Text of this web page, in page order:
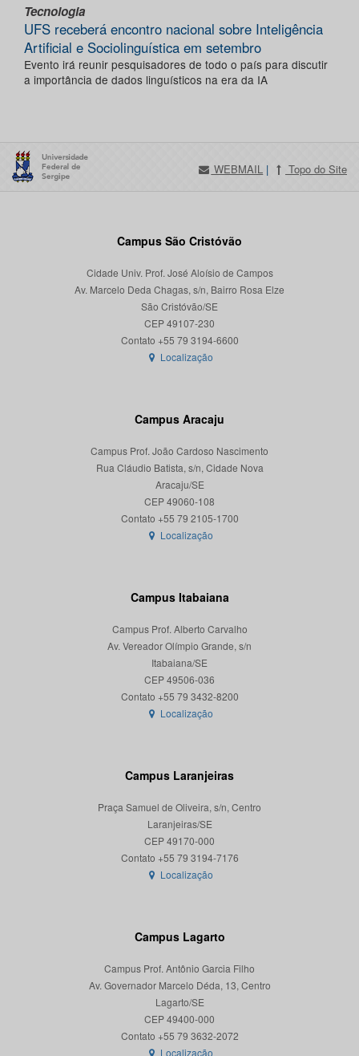
Tecnologia
UFS receberá encontro nacional sobre Inteligência
Artificial e Sociolinguística em setembro
Evento irá reunir pesquisadores de todo o país para discutir
a importância de dados linguísticos na era da IA
WEBMAIL | Topo do Site
Campus São Cristóvão
Cidade Univ. Prof. José Aloísio de Campos
Av. Marcelo Deda Chagas, s/n, Bairro Rosa Elze
São Cristóvão/SE
CEP 49107-230
Localização
Campus Aracaju
Campus Prof. João Cardoso Nascimento
Rua Cláudio Batista, s/n, Cidade Nova
Aracaju/SE
CEP 49060-108
Localização
Campus Itabaiana
Campus Prof. Alberto Carvalho
Av. Vereador Olímpio Grande, s/n
Itabaiana/SE
CEP 49506-036
Localização
Campus Laranjeiras
Praça Samuel de Oliveira, s/n, Centro
Laranjeiras/SE
CEP 49170-000
Localização
Campus Lagarto
Campus Prof. Antônio Garcia Filho
Av. Governador Marcelo Déda, 13, Centro
Lagarto/SE
CEP 49400-000
Localização